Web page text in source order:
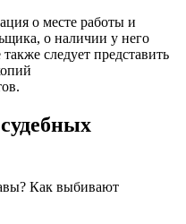
о месте работы и
о наличии у него
следует представить
Как выбивают